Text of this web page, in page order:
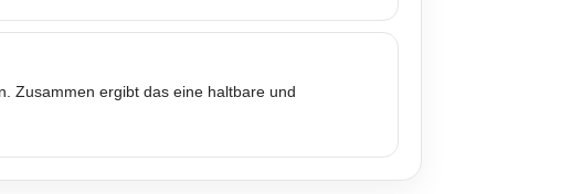
Zusammen ergibt das eine haltbare und